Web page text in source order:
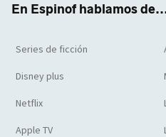
En Espinof hablamos
Series de ficción
Disney plus
Netflix
Apple TV